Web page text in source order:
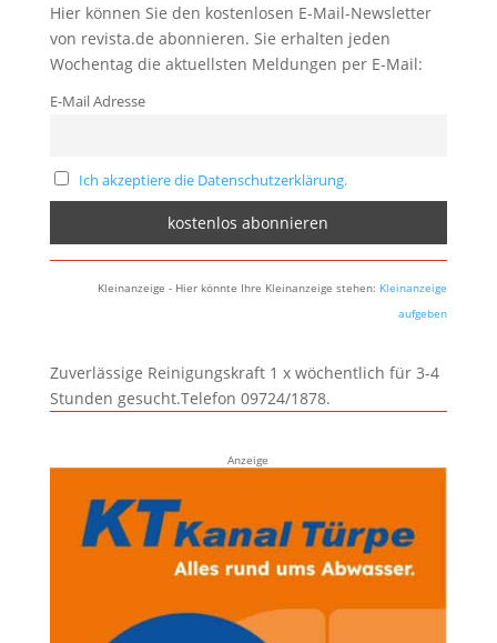
Hier können Sie den kostenlosen E-Mail-Newsletter
von revista.de abonnieren. Sie erhalten jeden
Wochentag die aktuellsten Meldungen per E-Mail:
E-Mail Adresse
Ich akzeptiere die Datenschutzerklärung.
Kleinanzeige - Hier könnte Ihre Kleinanzeige stehen: Kleinanzeige
aufgeben
Zuverlässige Reinigungskraft 1 x wöchentlich für 3-4
Stunden gesucht.Telefon 09724/1878.
Anzeige